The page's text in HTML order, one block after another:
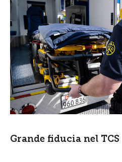
Grande fiducia nel TCS